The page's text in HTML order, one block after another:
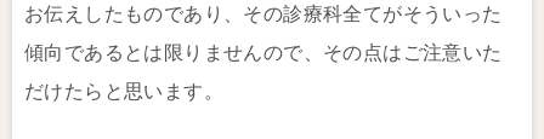
お伝えしたものであり、その診療科全てがそういった
傾向であるとは限りませんので、その点はご注意いた
だけたらと思います。